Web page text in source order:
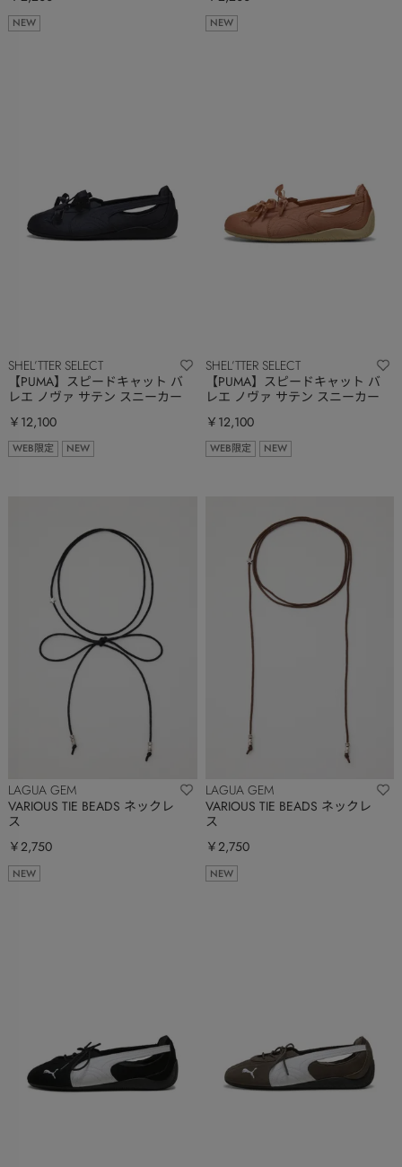
NEW NEW
SHEL’TTER SELECT
【PUMA】スピードキャット バ
レエ ノヴァ サテン スニーカー
￥12,100
WEB限定 NEW
SHEL’TTER SELECT
【PUMA】スピードキャット バ
レエ ノヴァ サテン スニーカー
￥12,100
WEB限定 NEW
LAGUA GEM
VARIOUS TIE BEADS ネックレ
ス
￥2,750
NEW
LAGUA GEM
VARIOUS TIE BEADS ネックレ
ス
￥2,750
NEW